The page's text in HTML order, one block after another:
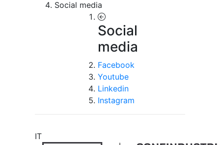
Social media
Social
media
Facebook
Youtube
Linkedin
Instagram
IT